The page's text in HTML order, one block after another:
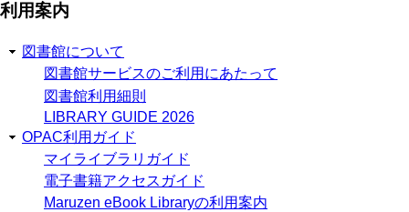
利用案内
図書館について
図書館サービスのご利用にあたって
図書館利用細則
LIBRARY GUIDE 2026
OPAC利用ガイド
マイライブラリガイド
電子書籍アクセスガイド
Maruzen eBook Libraryの利用案内